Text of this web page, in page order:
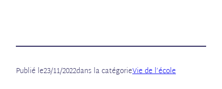
Publié le23/11/2022dans la catégorieVie de l’école